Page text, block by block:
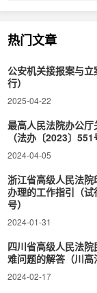
热门文章
公安机关接报案与
行）
2025-04-22
最高人民法院办公
（法办〔2023〕
2024-04-05
浙江省高级人民法
办理的工作指引（
号）
2024-01-31
四川省高级人民法
难问题的解答（川高
2024-02-17